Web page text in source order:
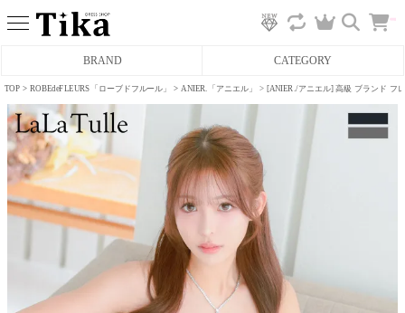
BRAND CATEGORY
タイトミニドレス
フレアミニドレス
膝丈ドレス
前ミニドレス
へ
TOP ROBEdeFLEURS「ローブドフルール」 ANIER.「アニエル」 [ANIER./アニエル] 高級 ブランド フ